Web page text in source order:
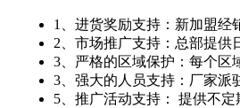
1、进货奖励支持：新加盟经
2、市场推广支持：总部提供
3、严格的区域保护：每个区
3、强大的人员支持：厂家派
5、推广活动支持： 提供不